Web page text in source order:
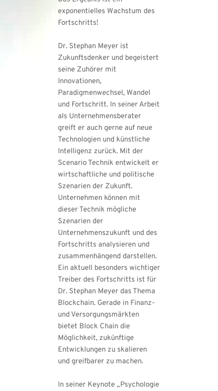
exponentielles Wachstum des
Fortschritts!
Dr. Stephan Meyer ist
Zukunftsdenker und begeistert
seine Zuhörer mit
Innovationen,
Paradigmenwechsel, Wandel
und Fortschritt. In seiner Arbeit
als Unternehmensberater
greift er auch gerne auf neue
Technologien und künstliche
Intelligenz zurück. Mit der
Scenario Technik entwickelt er
wirtschaftliche und politische
Szenarien der Zukunft.
Unternehmen können mit
dieser Technik mögliche
Szenarien der
Unternehmenszukunft und des
Fortschritts analysieren und
zusammenhängend darstellen.
Ein aktuell besonders wichtiger
Treiber des Fortschritts ist für
Dr. Stephan Meyer das Thema
Blockchain. Gerade in Finanz-
und Versorgungsmärkten
bietet Block Chain die
Möglichkeit, zukünftige
Entwicklungen zu skalieren
und greifbarer zu machen.
In seiner Keynote „Psychologie